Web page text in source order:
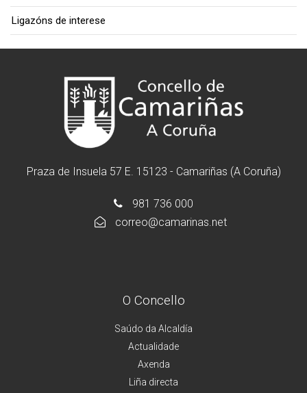
Ligazóns de interese
Praza de Insuela 57 E. 15123 - Camariñas (A Coruña)
981 736 000
correo@camarinas.net
O Concello
Saúdo da Alcaldía
Actualidade
Axenda
Liña directa